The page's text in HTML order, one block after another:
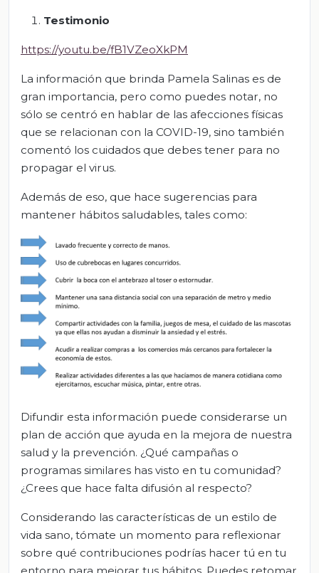
Testimonio
https://youtu.be/fB1VZeoXkPM
La información que brinda Pamela Salinas es de
gran importancia, pero como puedes notar, no
sólo se centró en hablar de las afecciones físicas
que se relacionan con la COVID-19, sino también
comentó los cuidados que debes tener para no
propagar el virus.
Además de eso, que hace sugerencias para
mantener hábitos saludables, tales como:
Difundir esta información puede considerarse un
plan de acción que ayuda en la mejora de nuestra
salud y la prevención. ¿Qué campañas o
programas similares has visto en tu comunidad?
¿Crees que hace falta difusión al respecto?
Considerando las características de un estilo de
vida sano, tómate un momento para reflexionar
sobre qué contribuciones podrías hacer tú en tu